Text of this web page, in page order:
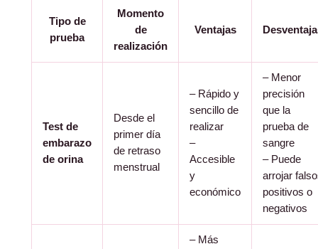
Tipo de
prueba
Momento
de
realización
Ventajas
Test de
embarazo
de orina
Desde el
primer día
de retraso
menstrual
– Rápido y
sencillo de
realizar
–
Accesible
y
económico
– Menor
precisión
que la
prueba de
sangre
– Puede
arrojar
positivos o
negativos
– Más